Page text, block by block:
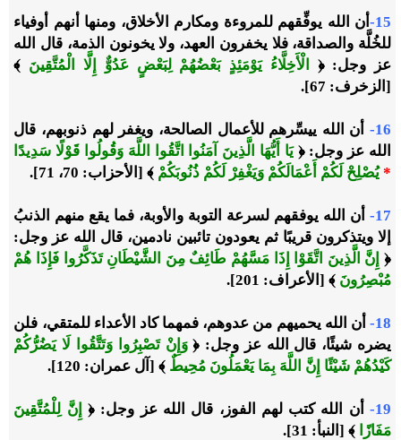
15-
أن الله يوفِّقهم للمروءة ومكارم الأخلاق، ومنها أنهم أوفياء
للخُلَّة والصداقة، فلا يخفرون العهد، ولا يخونون الذمة، قال الله
عز وجل:﴿ الْأَخِلَّاءُ يَوْمَئِذٍ بَعْضُهُمْ لِبَعْضٍ عَدُوٌّ إِلَّا الْمُتَّقِينَ ﴾
[الزخرف: 67].
16-
أن الله ييسِّرهم للأعمال الصالحة، ويغفر لهم ذنوبهم، قال
الله عز وجل:﴿يَا أَيُّهَا الَّذِينَ آمَنُوا اتَّقُوا اللَّهَ وَقُولُوا قَوْلًا سَدِيدًا
*يُصْلِحْ لَكُمْ أَعْمَالَكُمْ وَيَغْفِرْ لَكُمْ ذُنُوبَكُمْ ﴾ [الأحزاب: 70، 71].
17-
أن الله يوفقهم لسرعة التوبة والأوبة، فما يقع منهم الذنبُ
إلا ويتذكرون قريبًا ثم يعودون تائبين نادمين، قال الله عز وجل:
﴿ إِنَّ الَّذِينَ اتَّقَوْا إِذَا مَسَّهُمْ طَائِفٌ مِنَ الشَّيْطَانِ تَذَكَّرُوا فَإِذَا هُمْ
مُبْصِرُونَ ﴾ [الأعراف: 201].
18-
أن الله يحميهم من عدوهم، فمهما كاد الأعداء للمتقي، فلن
يضره شيئًا، قال الله عز وجل: ﴿وَإِنْ تَصْبِرُوا وَتَتَّقُوا لَا يَضُرُّكُمْ
كَيْدُهُمْ شَيْئًا إِنَّ اللَّهَ بِمَا يَعْمَلُونَ مُحِيطٌ ﴾ [آل عمران: 120].
19- أن الله كتب لهم الفوز، قال الله عز وجل: ﴿ إِنَّ لِلْمُتَّقِينَ
مَفَازًا
﴾ [النبأ: 31].